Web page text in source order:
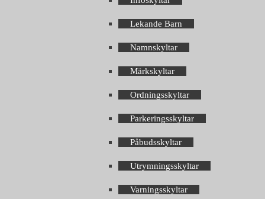
Lekande Barn
Namnskyltar
Märkskyltar
Ordningsskyltar
Parkeringsskyltar
Påbudsskyltar
Utrymningsskyltar
Varningsskyltar